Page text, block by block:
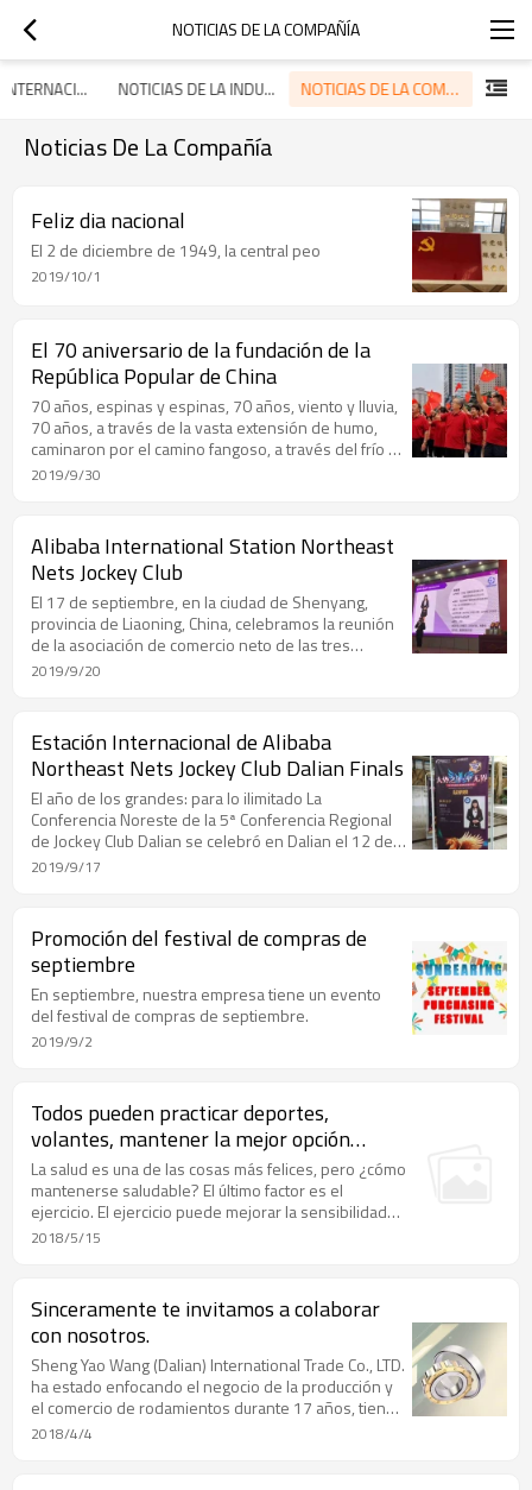
NOTICIAS DE LA COMPAÑÍA
NOTICIAS INTERNACIONALES NOTICIAS DE LA INDUSTRIA NOTICIAS DE LA COMPAÑÍA
Noticias De La Compañía
Feliz dia nacional
El 2 de diciembre de 1949, la central peo
2019/10/1
El 70 aniversario de la fundación de la
República Popular de China
70 años, espinas y espinas, 70 años, viento y lluvia,
70 años, a través de la vasta extensión de humo,
caminaron por el camino fangoso, a través del frío y
la oscuridad, China jugó una sinfonía de desarrollo
2019/9/30
Alibaba International Station Northeast
Nets Jockey Club
El 17 de septiembre, en la ciudad de Shenyang,
provincia de Liaoning, China, celebramos la reunión
de la asociación de comercio neto de las tres
provincias en el noreste de Alibaba. Nuestros
2019/9/20
Estación Internacional de Alibaba
Northeast Nets Jockey Club Dalian Finals
El año de los grandes: para lo ilimitado La
Conferencia Noreste de la 5ª Conferencia Regional
de Jockey Club Dalian se celebró en Dalian el 12 de
septiembre.
2019/9/17
Promoción del festival de compras de
septiembre
En septiembre, nuestra empresa tiene un evento
del festival de compras de septiembre.
2019/9/2
Todos pueden practicar deportes,
volantes, mantener la mejor opción
saludable.
La salud es una de las cosas más felices, pero ¿cómo
mantenerse saludable? El último factor es el
ejercicio. El ejercicio puede mejorar la sensibilidad
de su cuerpo y mantenerlo saludable. En todo tipo
2018/5/15
Sinceramente te invitamos a colaborar
con nosotros.
Sheng Yao Wang (Dalian) International Trade Co., LTD.
ha estado enfocando el negocio de la producción y
el comercio de rodamientos durante 17 años, tiene
una rica experiencia en el procesamiento y el
2018/4/4